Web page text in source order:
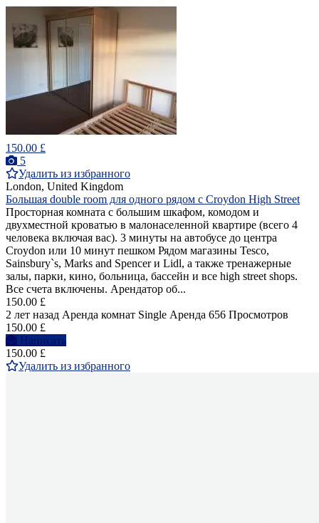
150.00 £
5
Удалить из избранного
London, United Kingdom
Большая double room для одного рядом с Croydon High Street
Просторная комната с большим шкафом, комодом и
двухместной кроватью в малонаселенной квартире (всего 4
человека включая вас). 3 минуты на автобусе до центра
Croydon или 10 минут пешком Рядом магазины Tesco,
Sainsbury`s, Marks and Spencer и Lidl, а также тренажерные
залы, парки, кино, больница, бассейн и все high street shops.
Все счета включены. Арендатор об...
150.00 £
2 лет назад Аренда комнат Single Аренда 656 Просмотров
150.00 £
Написать
150.00 £
Удалить из избранного